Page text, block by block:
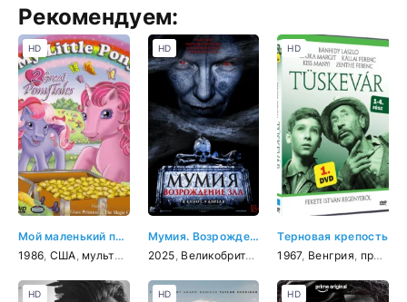
Рекомендуем:
Мой маленький пони и друзья
1986 США мультфильм ,мюзикл,фэнтези, приключения,семейный
HD
Мумия. Возрождение зла
2025 Великобритания ,ужасы
HD
Терновая крепость
1967, Венгрия приключения
HD
HD HD HD